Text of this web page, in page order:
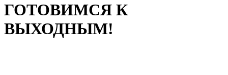
ГОТОВИМСЯ К
ВЫХОДНЫМ!